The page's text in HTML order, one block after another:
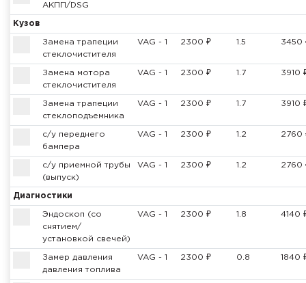
АКПП/DSG
Кузов
Замена трапеции
стеклочистителя
VAG - 1 2300 ₽ 1.5 3450
Замена мотора
стеклочистителя
VAG - 1 2300 ₽ 1.7 3910
Замена трапеции
стеклоподъемника
VAG - 1 2300 ₽ 1.7 3910
с/у переднего
бампера
VAG - 1 2300 ₽ 1.2 2760
с/у приемной трубы
(выпуск)
VAG - 1 2300 ₽ 1.2 2760
Диагностики
Эндоскоп (со
снятием/
установкой свечей)
VAG - 1 2300 ₽ 1.8 4140
Замер давления
давления топлива
VAG - 1 2300 ₽ 0.8 1840